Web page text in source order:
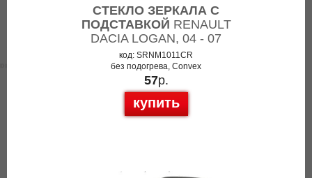
СТЕКЛО ЗЕРКАЛА С
ПОДСТАВКОЙ RENAULT
DACIA LOGAN, 04 - 07
код: SRNM1011CR
без подогрева, Convex
57р.
купить